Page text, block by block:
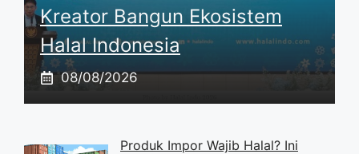
Kreator Bangun Ekosistem
Halal Indonesia
08/08/2026
Produk Impor Wajib Halal? Ini